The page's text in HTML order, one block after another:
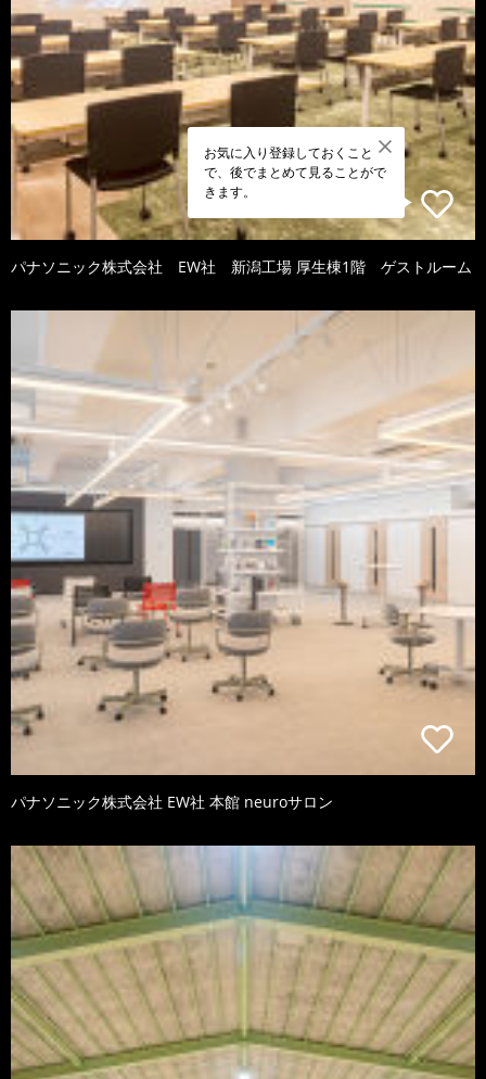
お気に入り登録しておくこと
で、後でまとめて見ることがで
きます。
パナソニック株式会社 EW社 新潟工場 厚生棟1階 ゲストルーム
パナソニック株式会社 EW社 本館 neuroサロン